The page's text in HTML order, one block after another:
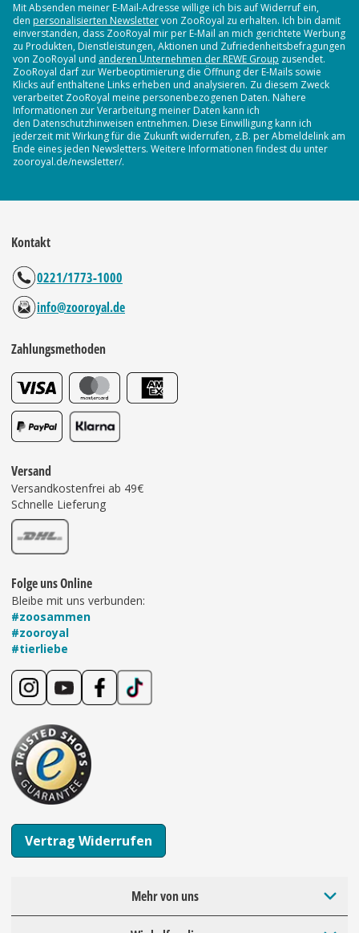
Mit Absenden meiner E-Mail-Adresse willige ich bis auf Widerruf ein,
den personalisierten Newslettervon ZooRoyal zu erhalten. Ich bin damit
einverstanden, dass ZooRoyal mir per E-Mail an mich gerichtete Werbung
zu Produkten, Dienstleistungen, Aktionen und Zufriedenheitsbefragungen
von ZooRoyal und anderen Unternehmen der REWE Group zusendet.
ZooRoyal darf zur Werbeoptimierung die Öffnung der E-Mails sowie
Klicks auf enthaltene Links erheben und analysieren. Zu diesem Zweck
verarbeitet ZooRoyal meine personenbezogenen Daten. Nähere
Informationen zur Verarbeitung meiner Daten kann ich
den Datenschutzhinweisen entnehmen. Diese Einwilligung kann ich
jederzeit mit Wirkung für die Zukunft widerrufen, z.B. per Abmeldelink am
Ende eines jeden Newsletters. Weitere Informationen findest du unter
zooroyal.de/newsletter/.
Kontakt
0221/1773-1000
info@zooroyal.de
Zahlungsmethoden
Versand
Versandkostenfrei ab 49€
Schnelle Lieferung
Folge uns Online
Bleibe mit uns verbunden:
#zoosammen
#zooroyal
#tierliebe
Vertrag Widerrufen
Mehr von uns